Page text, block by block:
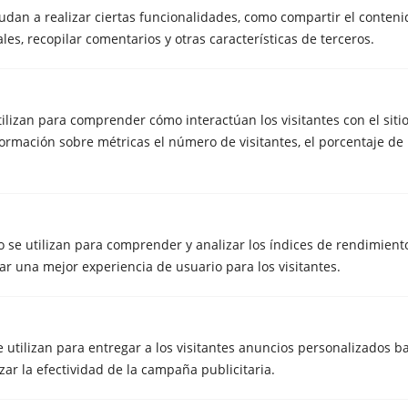
a realizar ciertas funcionalidades, como compartir el
recopilar comentarios y otras características de terceros.
para comprender cómo interactúan los visitantes con el
sobre métricas el número de visitantes, el porcentaje
se utilizan para comprender y analizar los índices de
una mejor experiencia de usuario para los visitantes.
utilizan para entregar a los visitantes anuncios personalizados
la efectividad de la campaña publicitaria.
para particulares?
No. Este servicio está disponible tanto paraparticulares
¿Qué tamaño de trastero necesito para mi
mudanza?
La forma más flexible de mudarte
Una mudanza no debería obligarte a ir con prisas ni a tomar
decisiones improvisadas. Con unamudanza con trastero
ganas margen, orden y tranquilidad desde el primer